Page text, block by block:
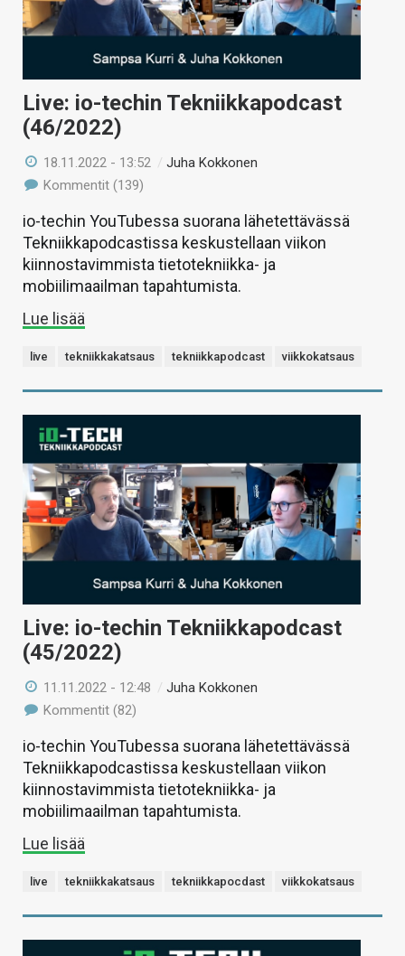
Live: io-techin Tekniikkapodcast
(46/2022)
18.11.2022 - 13:52 /Juha Kokkonen
Kommentit (139)
io-techin YouTubessa suorana lähetettävässä
Tekniikkapodcastissa keskustellaan viikon
kiinnostavimmista tietotekniikka- ja
mobiilimaailman tapahtumista.
Lue lisää
live tekniikkakatsaus tekniikkapodcast viikkokatsaus
Live: io-techin Tekniikkapodcast
(45/2022)
11.11.2022 - 12:48 /Juha Kokkonen
Kommentit (82)
io-techin YouTubessa suorana lähetettävässä
Tekniikkapodcastissa keskustellaan viikon
kiinnostavimmista tietotekniikka- ja
mobiilimaailman tapahtumista.
Lue lisää
live tekniikkakatsaus tekniikkapocdast viikkokatsaus